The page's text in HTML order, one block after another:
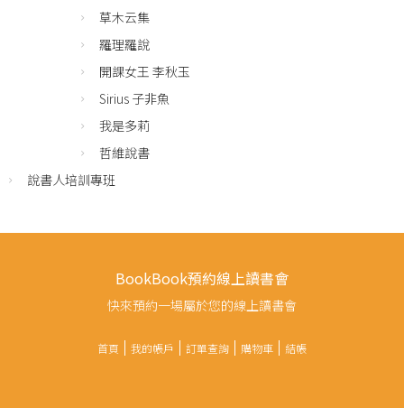
草木云集
羅理羅說
開課女王 李秋玉
Sirius 子非魚
我是多莉
哲維說書
說書人培訓專班
BookBook預約線上讀書會
快來預約一場屬於您的線上讀書會
首頁 我的帳戶 訂單查詢 購物車 結帳